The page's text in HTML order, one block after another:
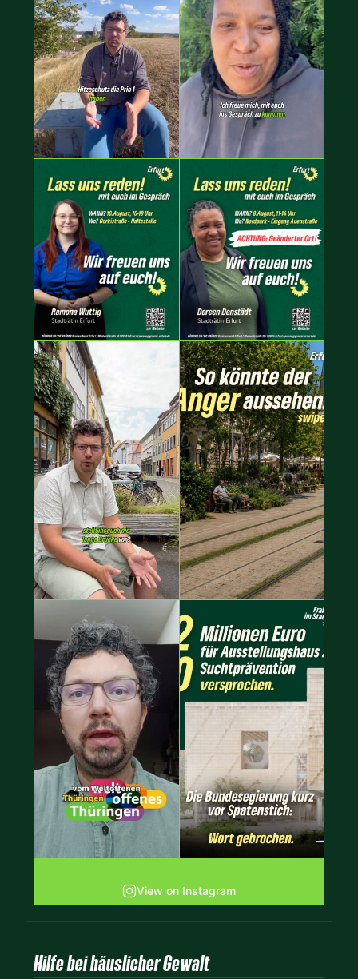
View on Instagram
Hilfe bei häuslicher Gewalt